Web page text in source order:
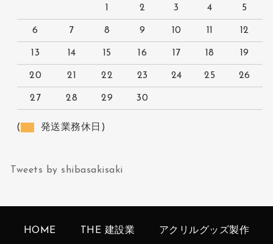
1 2 3 4 5
6 7 8 9 10 11 12
13 14 15 16 17 18 19
20 21 22 23 24 25 26
27 28 29 30
( 発送業務休日)
Tweets by shibasakisaki
HOME THE 建設業 アクリルグッズ製作